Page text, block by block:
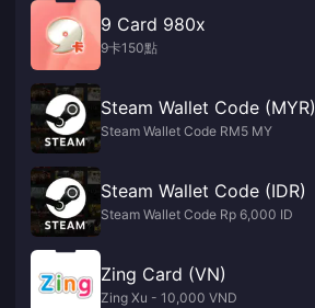
9 Card 980x
9卡150點
Steam Wallet Code (MYR)
Steam Wallet Code RM5 MY
Steam Wallet Code (IDR)
Steam Wallet Code Rp 6,000 ID
Zing Card (VN)
Zing Xu - 10,000 VND